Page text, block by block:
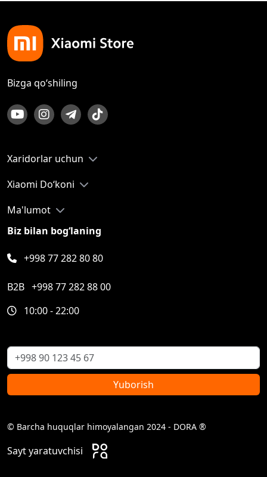
Bizga qo‘shiling
Xaridorlar uchun
Xiaomi Do‘koni
Ma'lumot
Biz bilan bog‘laning
+998 77 282 80 80
B2B +998 77 282 88 00
10:00 - 22:00
Yuborish
© Barcha huquqlar himoyalangan 2024 - DORA ®
Sayt yaratuvchisi